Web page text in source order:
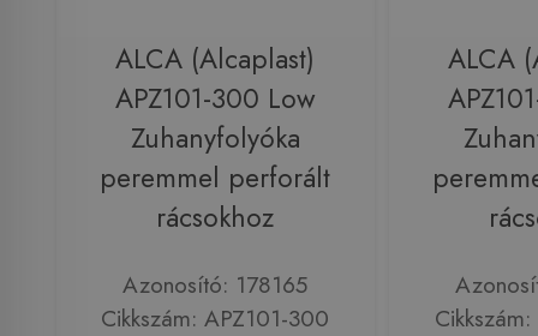
ALCA (Alcaplast)
APZ101-300 Low
Zuhanyfolyóka
peremmel perforált
rácsokhoz
Azonosító: 178165
Cikkszám: APZ101-300
ALCA